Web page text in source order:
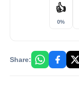
👍
0%
Share: